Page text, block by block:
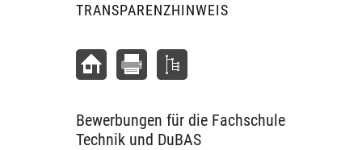
TRANSPARENZHINWEIS
Bewerbungen für die Fachschule
Technik und DuBAS